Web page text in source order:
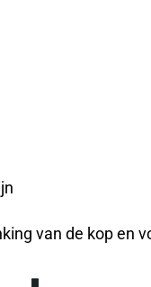
van de kop en